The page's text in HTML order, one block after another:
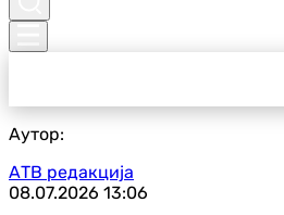
Аутор:
АТВ редакција
08.07.2026 13:06